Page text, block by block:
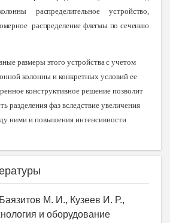
распределительное устройство,
распределение флегмы по сечению
размеры этого устройствас учетом
колонны и конкретных условий ее
конструктивное решение позволит
разделения фаз вследствие увеличения
ними и повышения интенсивности
М. И., Кузеев И. Р.,
и оборудование